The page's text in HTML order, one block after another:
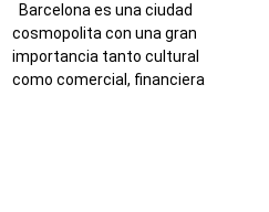
Barcelona es una ciudad
cosmopolita con una gran
importancia tanto cultural
como comercial, financiera